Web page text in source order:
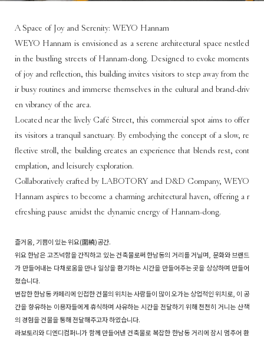
A Space of Joy and Serenity: WEYO Hannam
WEYO Hannam is envisioned as a serene architectural space nestled
in the bustling streets of Hannam-dong. Designed to evoke moments
of joy and reflection, this building invites visitors to step away from the
ir busy routines and immerse themselves in the cultural and brand-driv
en vibrancy of the area.
Located near the lively Café Street, this commercial spot aims to offer
its visitors a tranquil sanctuary. By embodying the concept of a slow, re
flective stroll, the building creates an experience that blends rest, cont
emplation, and leisurely exploration.
Collaboratively crafted by LABOTORY and D&D Company, WEYO
Hannam aspires to become a charming architectural haven, offering a r
efreshing pause amidst the dynamic energy of Hannam-dong.
즐거움, 기쁨이 있는 위요(圍繞)공간.
위요 한남은 고즈넉함을 간직하고 있는 건축물로써 한남동의 거리를 거닐며, 문화와 브랜드
가 만들어내는 다채로움을 만나 일상을 환기하는 시간을 만들어주는 곳을 상상하며 만들어
졌습니다.
번잡한 한남동 카페리에 인접한 건물의 위치는 사람들이 많이 오가는 상업적인 위치로, 이 공
간을 향유하는 이용자들에게 휴식하며 사유하는 시간을 전달하기 위해 천천히 거니는 산책
의 경험을 건물을 통해 전달해주고자 하였습니다.
라보토리와 디엔디컴퍼니가 함께 만들어낸 건축물로 복잡한 한남동 거리에 잠시 멈추어 환